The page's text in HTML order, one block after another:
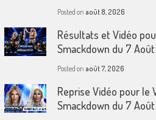
Posted on août 8, 2026
Résultats et Vidéo
Smackdown du 7
Posted on août 7, 2026
Reprise Vidéo pour le
Smackdown du 7